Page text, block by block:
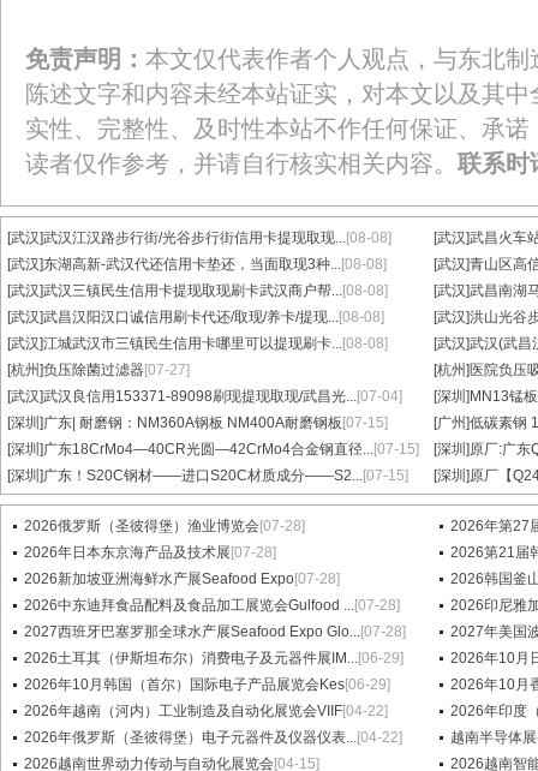
免责声明： 本文仅代表作者个人观点，与东北
陈述文字和内容未经本站证实，对本文以及其
实性、完整性、及时性本站不作任何保证、承
读者仅作参考，并请自行核实相关内容。 联系时
[武汉]武汉江汉路步行街/光谷步行街信用卡提现取现...[08-08] [武汉]武昌火车
[武汉]东湖高新-武汉代还信用卡垫还，当面取现3种...[08-08] [武汉]青山区高
[武汉]武汉三镇民生信用卡提现取现刷卡武汉商户帮...[08-08] [武汉]武昌南湖
[武汉]武昌汉阳汉口诚信用刷卡代还/取现/养卡/提现...[08-08] [武汉]洪山光谷
[武汉]江城武汉市三镇民生信用卡哪里可以提现刷卡...[08-08] [武汉]武汉(武昌
[杭州]负压除菌过滤器[07-27] [杭州] 医院负压
[武汉]武汉良信用153371-89098刷现提现取现/武昌光...[07-04] [深圳] MN13锰
[深圳]广东| 耐磨钢：NM360A钢板 NM400A耐磨钢板 [07-15] [广州]低碳素钢
[深圳]广东18CrMo4—40CR光圆—42CrMo4合金钢直径...[07-15] [深圳]原厂:广东
[深圳]广东！S20C钢材——进口S20C材质成分——S2...[07-15] [深圳]原厂【
2026俄罗斯（圣彼得堡）渔业博览会[07-28]
2026年第27
2026年日本东京海产品及技术展 [07-28]
2026第21届
2026新加坡亚洲海鲜水产展Seafood Expo[07-28]
2026韩国釜
2026中东迪拜食品配料及食品加工展览会Gulfood ...[07-28]
2026印尼雅
2027西班牙巴塞罗那全球水产展Seafood Expo Glo...[07-28]
2027年美国
2026土耳其（伊斯坦布尔）消费电子及元器件展IM...[06-29]
2026年10月
2026年10月韩国（首尔）国际电子产品展览会Kes[06-29]
2026年10月
2026年越南（河内）工业制造及自动化展览会VIIF[04-22]
2026年印度
2026年俄罗斯（圣彼得堡）电子元器件及仪器仪表...[04-22]
越南半导体
2026越南世界动力传动与自动化展览会[04-15] 2026越南智